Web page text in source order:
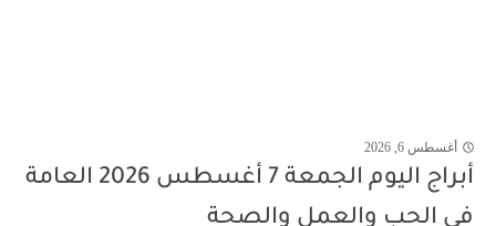
أغسطس 6, 2026
أبراج اليوم الجمعة 7 أغسطس 2026 العامة
في الحب والعمل والصحة